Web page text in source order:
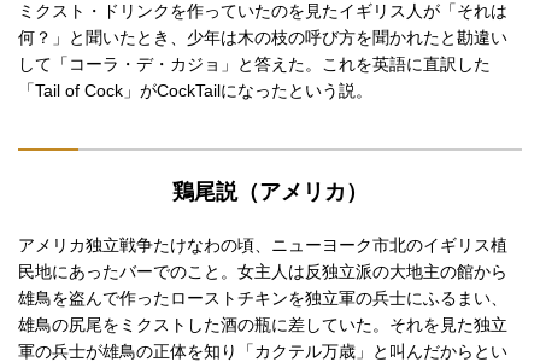
ミクスト・ドリンクを作っていたのを見たイギリス人が「それは
何？」と聞いたとき、少年は木の枝の呼び方を聞かれたと勘違い
して「コーラ・デ・カジョ」と答えた。これを英語に直訳した
「Tail of Cock」がCockTailになったという説。
鶏尾説（アメリカ）
アメリカ独立戦争たけなわの頃、ニューヨーク市北のイギリス植
民地にあったバーでのこと。女主人は反独立派の大地主の館から
雄鳥を盗んで作ったローストチキンを独立軍の兵士にふるまい、
雄鳥の尻尾をミクストした酒の瓶に差していた。それを見た独立
軍の兵士が雄鳥の正体を知り「カクテル万歳」と叫んだからとい